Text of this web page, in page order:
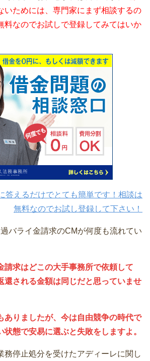
いためには、専門家にまず相談するの
料なのでお試しで登録してみてはいか
答えるだけでとても簡単です！相談は
無料なのでお試し登録して下さい！
バライ金請求のCMが何度も流れてい
請求はどこの大手事務所で依頼して
還される金額は同じだと思っていませ
ありましたが、今は自由競争の時代で
状態で安易に選ぶと失敗をしますよ。
務停止処分を受けたアディーレに関し